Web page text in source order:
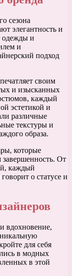
сезона
элегантность и
одежды и
и
подход
своим
и изысканных
каждый
эстетикой и
различные
текстуры и
образа.
которые
От
каждый
о статусе и
вдохновение,
для себя
в модных
в этой